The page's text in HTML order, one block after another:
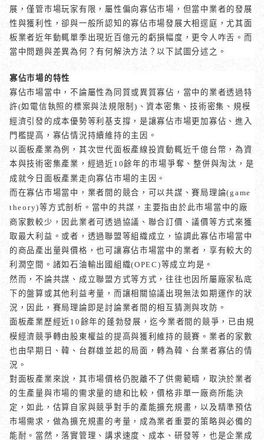
展，僅管市場玩家有限，屬性偏向寡佔市場，但當中業者的發展
性與獲利性，卻與一般所認知的寡佔市場發展大相逕庭，尤其面
板業者近年動輒單季出現近百億元的虧損幅度，更令人咋舌。而
當中問題與差異為何？有何解決方法？以下試圖分述之。
寡佔市場的特性
寡佔市場當中，不論屬性為同質或異質寡佔，當中的業者透過特
許(如電信執照的標案與法規限制) 、資本密集、技術密集、規模
經濟引發的成本優勢等利基支撐，是讓寡佔市場更加寡佔、進入
門檻提高，寡佔情況持續維持的主因。
以面板產業為例，其次世代面板產線投資動輒近千億台幣，為資
本與技術密集產業，經過近 10餘年的市場爭奪、整併與淘汰，是
成就今日面板產業走向寡佔市場的主因。
而在寡佔市場當中，業者間的競合，可以共謀、賽局理論(game
theory)等方式剖析。當中的共謀，主要指由於此市場當中的廠
商家數較少，因此業者可透過協議、聯合訂價、議價等方式來獲
取最大利益。或者，透過聯盟等組織成立，協調此寡佔市場當中
的商品產出量與價格，也可讓寡佔市場當中的業者，享有較大的
利潤空間。諸如石油輸出國組織(OPEC)等成立均是。
然而，不論共謀、成立聯盟方式等方式，往往也因所屬廠家私底
下的盤算或其他利益考量，而讓相關協議出現無法如期運作的狀
況，因此，賽局理論即是討論業者間的相互猜測與攻防。
面板產業歷經近 10 餘年的蓬勃發展，迄今業者間的競爭，已由規
模經濟競爭轉由股東權益的提高與獲利維持的競賽。業者的家數
也由早期日、韓、台群雄並起的局面，轉為韓、台業者寡佔的情
況。
對面板產業來說，其市場價格仍脫離不了供需範疇，取決於業者
的生產量與市場的需求量的總和比較，價格非單一廠商所能決
定，如此，估算自家與競爭對手的產能擴充規畫，以及精準預估
市場需求，做為擴充規畫的考量，成為業者重要的策略與必備的
能耐。當然，落實管理、講求速度、成本、研發等，也是企業成